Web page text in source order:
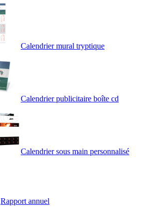
Calendrier mural tryptique
Calendrier publicitaire boîte cd
Calendrier sous main personnalisé
Rapport annuel